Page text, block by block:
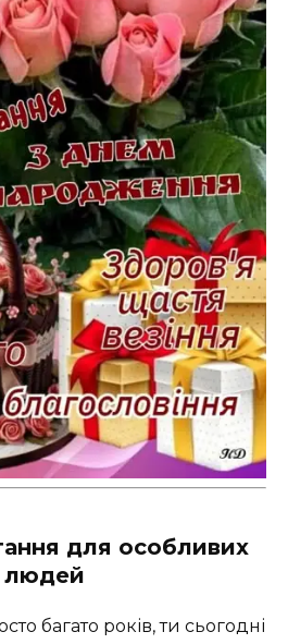
для особливих
людей
багато років, ти сьогодні